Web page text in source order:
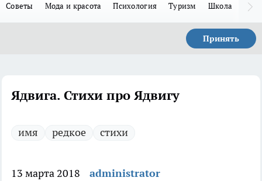
Советы Мода и красота Психология Туризм Школа
Принять
Ядвига. Стихи про Ядвигу
имя редкое стихи
13 марта 2018 administrator